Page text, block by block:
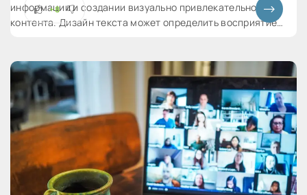
информации и создании визуально привлекательного
контента. Дизайн текста может определить восприятие
несколько
+8